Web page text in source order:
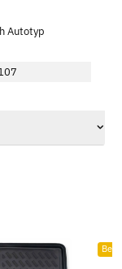
Autotyp